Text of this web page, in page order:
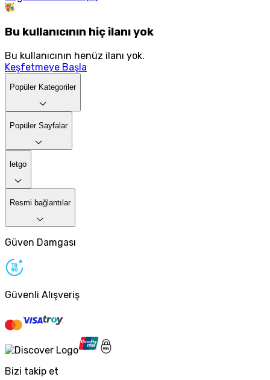
Bu kullanıcının hiç ilanı yok
Bu kullanıcının henüz ilanı yok.
Keşfetmeye Başla
Popüler Kategoriler
Popüler Sayfalar
letgo
Resmi bağlantılar
Güven Damgası
Güvenli Alışveriş
Bizi takip et